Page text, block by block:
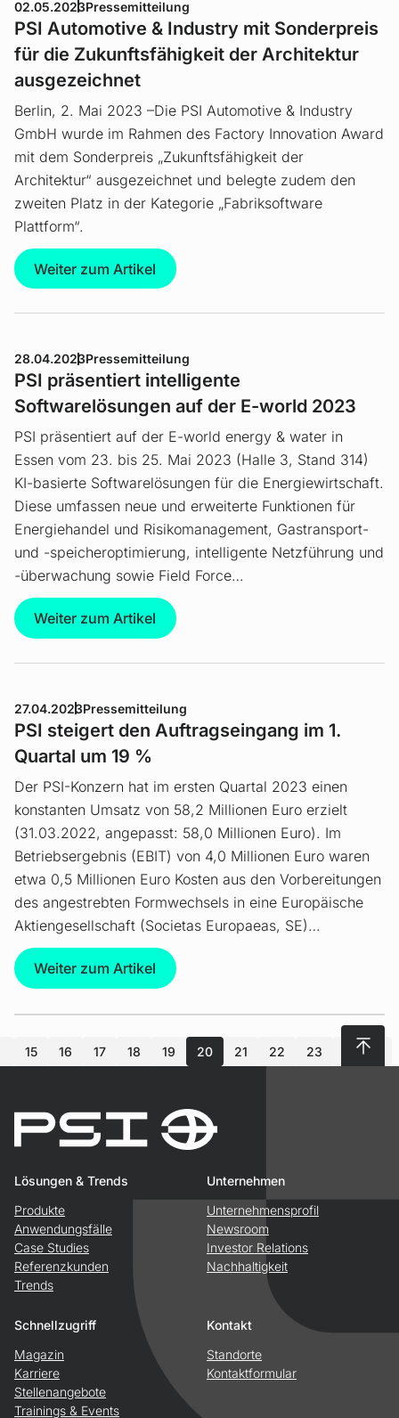
02.05.2023Pressemitteilung
PSI Automotive & Industry mit Sonderpreis
für die Zukunftsfähigkeit der Architektur
ausgezeichnet
Berlin, 2. Mai 2023 –Die PSI Automotive & Industry
GmbH wurde im Rahmen des Factory Innovation Award
mit dem Sonderpreis „Zukunftsfähigkeit der
Architektur“ ausgezeichnet und belegte zudem den
zweiten Platz in der Kategorie „Fabriksoftware
Plattform“.
Weiter zum Artikel
28.04.2023Pressemitteilung
PSI präsentiert intelligente
Softwarelösungen auf der E-world 2023
PSI präsentiert auf der E-world energy & water in
Essen vom 23. bis 25. Mai 2023 (Halle 3, Stand 314)
KI-basierte Software­lösungen für die Energiewirtschaft.
Diese umfassen neue und erweiterte Funktionen für
Energiehandel und Risikomanagement, Gastransport-
und -speicheroptimierung, intelligente Netzführung und
-überwachung sowie Field Force…
Weiter zum Artikel
27.04.2023Pressemitteilung
PSI steigert den Auftragseingang im 1.
Quartal um 19 %
Der PSI-Konzern hat im ersten Quartal 2023 einen
konstanten Umsatz von 58,2 Millionen Euro erzielt
(31.03.2022, angepasst: 58,0 Millionen Euro). Im
Betriebsergebnis (EBIT) von 4,0 Millionen Euro waren
etwa 0,5 Millionen Euro Kosten aus den Vorbereitungen
des angestrebten Formwechsels in eine Europäische
Aktiengesellschaft (Societas Europaeas, SE)…
Weiter zum Artikel
15 16 17 18 19 20 21 22 23 24
Lösungen & Trends
Produkte
Anwendungsfälle
Case Studies
Referenzkunden
Trends
Unternehmen
Unternehmensprofil
Newsroom
Investor Relations
Nachhaltigkeit
Schnellzugriff
Magazin
Karriere
Stellenangebote
Trainings & Events
Kontakt
Standorte
Kontaktformular
Nach